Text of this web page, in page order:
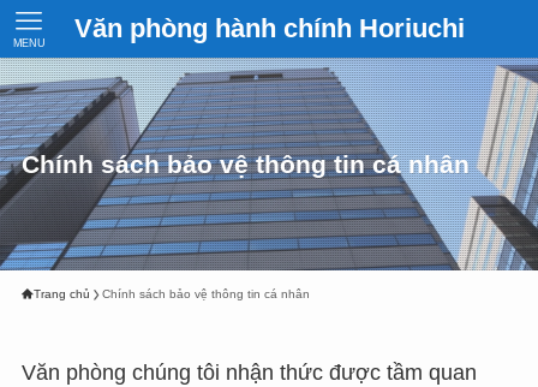
Văn phòng hành chính Horiuchi
MENU
Chính sách bảo vệ thông tin cá nhân
Trang chủ Chính sách bảo vệ thông tin cá nhân
Văn phòng chúng tôi nhận thức được tầm quan